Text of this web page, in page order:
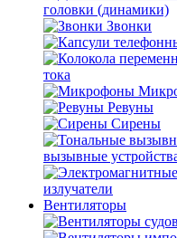
головки (динамики)
Звонки
тока
Ревуны
Сирены
вызывные
излучатели
Вентиляторы